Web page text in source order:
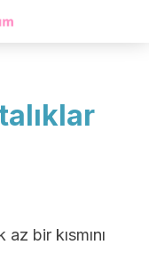
bir kısmını